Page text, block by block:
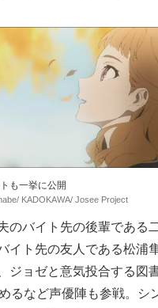
も一挙に公開
KADOKAWA/ Josee Project
のバイト先の後輩である
イト先の友人である松浦
ジョゼと意気投合する図
るなど声優陣も参戦。シ